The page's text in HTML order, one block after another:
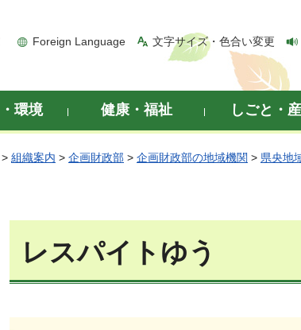
Foreign Language 文字サイズ・色合い変更
環境 健康・福祉 しごと・
> 組織案内 > 企画財政部 > 企画財政部の地域機関 > 県央地
レスパイトゆう